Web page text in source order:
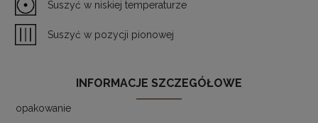
Suszyć w niskiej temperaturze
Suszyć w pozycji pionowej
INFORMACJE SZCZEGÓŁOWE
opakowanie